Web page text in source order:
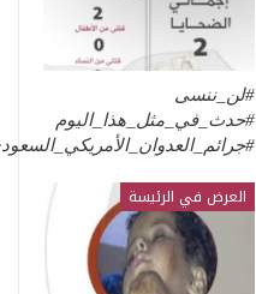
#لن_ننسى
#حدث_في_مثل_هذا_اليوم
العرض في الرئيسة